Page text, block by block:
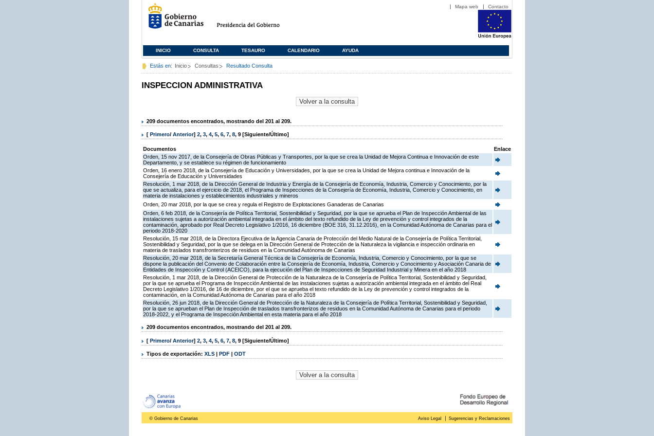
Mapa web Contacto
INICIO CONSULTA TESAURO CALENDARIO AYUDA
Estás en: Inicio Consultas Resultado Consulta
INSPECCION ADMINISTRATIVA
209 documentos encontrados, mostrando del 201 al 209.
[ Primero/ Anterior] 2, 3, 4, 5, 6, 7, 8, 9 [Siguiente/Último]
Documentos
Enlace
Orden, 15 nov 2017, de la Consejería de Obras Públicas y Transportes, por la que se crea la Unidad de Mejora Continua e Innovación de este
Departamento, y se establece su régimen de funcionamiento
Orden, 16 enero 2018, de la Consejería de Educación y Universidades, por la que se crea la Unidad de Mejora continua e Innovación de la
Consejería de Educación y Universidades
Resolución, 1 mar 2018, de la Dirección General de Industria y Energía de la Consejería de Economía, Industria, Comercio y Conocimiento, por la
que se actualiza, para el ejercicio de 2018, el Programa de Inspecciones de la Consejería de Economía, Industria, Comercio y Conocimiento, en
materia de instalaciones y establecimientos industriales y mineros
Orden, 20 mar 2018, por la que se crea y regula el Registro de Explotaciones Ganaderas de Canarias
Orden, 6 feb 2018, de la Consejería de Política Territorial, Sostenibilidad y Seguridad, por la que se aprueba el Plan de Inspección Ambiental de las
instalaciones sujetas a autorización ambiental integrada en el ámbito del texto refundido de la Ley de prevención y control integrados de la
contaminación, aprobado por Real Decreto Legislativo 1/2016, 16 diciembre (BOE 316, 31.12.2016), en la Comunidad Autónoma de Canarias para el
periodo 2018-2020
Resolución, 15 mar 2018, de la Directora Ejecutiva de la Agencia Canaria de Protección del Medio Natural de la Consejería de Política Territorial,
Sostenibilidad y Seguridad, por la que se delega en la Dirección General de Protección de la Naturaleza la vigilancia e inspección ordinaria en
materia de traslados transfronterizos de residuos en la Comunidad Autónoma de Canarias
Resolución, 20 mar 2018, de la Secretaría General Técnica de la Consejería de Economía, Industria, Comercio y Conocimiento, por la que se
dispone la publicación del Convenio de Colaboración entre la Consejería de Economía, Industria, Comercio y Conocimiento y Asociación Canaria de
Entidades de Inspección y Control (ACEICO), para la ejecución del Plan de Inspecciones de Seguridad Industrial y Minera en el año 2018
Resolución, 1 mar 2018, de la Dirección General de Protección de la Naturaleza de la Consejería de Política Territorial, Sostenibilidad y Seguridad,
por la que se aprueba el Programa de Inspección Ambiental de las instalaciones sujetas a autorización ambiental integrada en el ámbito del Real
Decreto Legislativo 1/2016, de 16 de diciembre, por el que se aprueba el texto refundido de la Ley de prevención y control integrados de la
contaminación, en la Comunidad Autónoma de Canarias para el año 2018
Resolución, 26 jun 2018, de la Dirección General de Protección de la Naturaleza de la Consejería de Política Territorial, Sostenibilidad y Seguridad,
por la que se aprueban el Plan de Inspección de traslados transfronterizos de residuos en la Comunidad Autónoma de Canarias para el periodo
2018-2022, y el Programa de Inspección Ambiental en esta materia para el año 2018
209 documentos encontrados, mostrando del 201 al 209.
[ Primero/ Anterior] 2, 3, 4, 5, 6, 7, 8, 9 [Siguiente/Último]
Tipos de exportación: XLS | PDF | ODT
© Gobierno de Canarias Aviso Legal Sugerencias y Reclamaciones